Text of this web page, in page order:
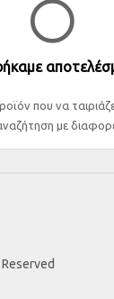
που να
με